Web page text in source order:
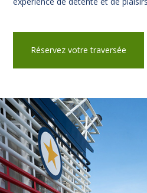
Réservez votre traversée